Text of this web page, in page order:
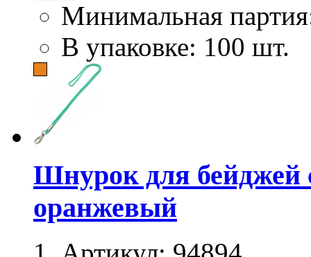
Минимальная
В упаковке: 100 шт.
Шнурок для бейджей
оранжевый